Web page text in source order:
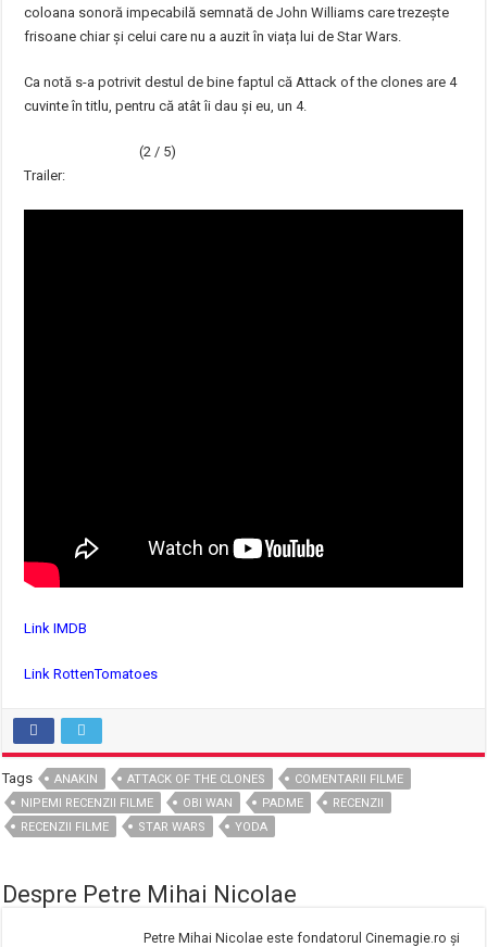
coloana sonoră impecabilă semnată de John Williams care trezește
frisoane chiar și celui care nu a auzit în viața lui de Star Wars.
Ca notă s-a potrivit destul de bine faptul că Attack of the clones are 4
cuvinte în titlu, pentru că atât îi dau și eu, un 4.
(2 / 5)
Trailer:
Link IMDB
Link RottenTomatoes
Tags ANAKIN ATTACK OF THE CLONES
COMENTARII FILME
NIPEMI RECENZII FILME
OBI WAN PADME
RECENZII
RECENZII FILME
STAR WARS YODA
Despre Petre Mihai Nicolae
Petre Mihai Nicolae este fondatorul Cinemagie.ro și